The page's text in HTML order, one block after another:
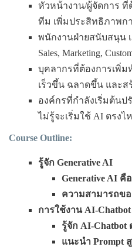
หัวหน้างาน/ผู้จัดการ ที่
ทีม เพิ่มประสิทธิภาพก
พนักงานฝ่ายสนับสนุน เ
Sales, Marketing,
บุคลากรที่ต้องการเพิ่ม
เร็วขึ้น ฉลาดขึ้น และส
องค์กรที่กำลังเริ่มต้น
ไม่รู้จะเริ่มใช้ AI ตรง
Course Outline:
รู้จัก Generative AI
Generative AI คื
ความสามารถขอ
การใช้งาน AI-Chatbot
รู้จัก AI-Chatbot
แนะนำ Prompt